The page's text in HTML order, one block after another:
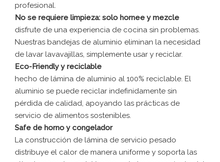
profesional.
No se requiere limpieza: solo hornee y mezcle
disfrute de una experiencia de cocina sin problemas.
Nuestras bandejas de aluminio eliminan la necesidad
de lavar lavavajillas, simplemente usar y reciclar.
Eco-Friendly y reciclable
hecho de lámina de aluminio al 100% reciclable. El
aluminio se puede reciclar indefinidamente sin
pérdida de calidad, apoyando las prácticas de
servicio de alimentos sostenibles.
Safe de horno y congelador
La construcción de lámina de servicio pesado
distribuye el calor de manera uniforme y soporta las